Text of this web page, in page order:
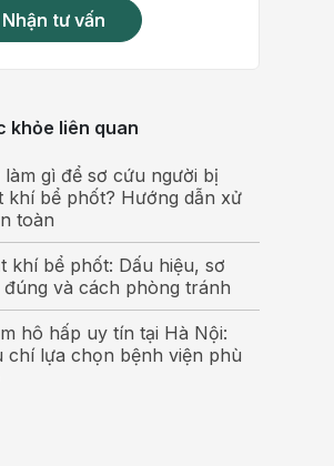
Nhận tư vấn
khỏe liên quan
làm gì để sơ cứu người bị
khí bể phốt? Hướng dẫn xử
toàn
khí bể phốt: Dấu hiệu, sơ
và cách phòng tránh
hô hấp uy tín tại Hà Nội:
chí lựa chọn bệnh viện phù